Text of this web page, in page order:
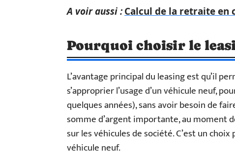
A voir aussi :Calcul de la retraite en
Pourquoi choisir le
L’avantage principal du leasing est qu’il
s’approprier l’usage d’un véhicule neuf,
quelques années), sans avoir besoin de
somme d’argent importante, au moment
sur les véhicules de société. C’est un
véhicule neuf.